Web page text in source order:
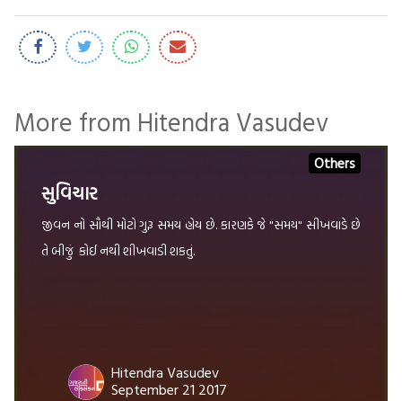
More from Hitendra Vasudev
Others
સુવિચાર
જીવન નો સૌથી મોટો ગુરૂ સમય હોય છે. કારણકે જે "સમય" સીખવાડે છે
તે બીજું કોઈ નથી શીખવાડી શકતું.
Hitendra Vasudev
September 21 2017